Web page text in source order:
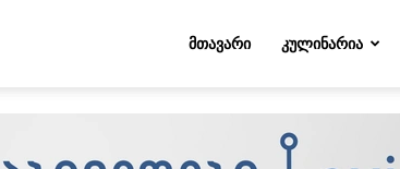
ᲛᲗᲐᲕᲐᲠᲘ ᲙᲣᲚᲘᲜᲐᲠᲘᲐ